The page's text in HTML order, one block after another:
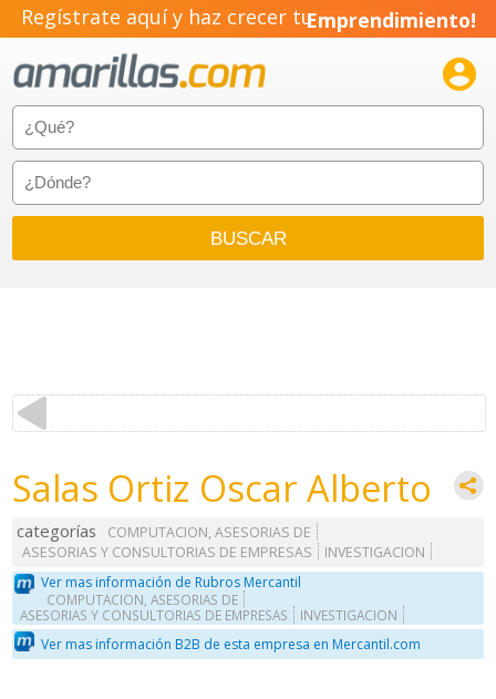
Regístrate aquí y haz crecer tuEmprendimiento!

Salas Ortiz Oscar Alberto
categorías
COMPUTACION, ASESORIAS DE
ASESORIAS Y CONSULTORIAS DE EMPRESAS
INVESTIGACION
Ver mas información de Rubros Mercantil
COMPUTACION, ASESORIAS DE
ASESORIAS Y CONSULTORIAS DE EMPRESAS
INVESTIGACION
Ver mas información B2B de esta empresa en Mercantil.com